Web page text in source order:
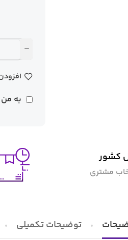
به من
کشور
مشتری
توضیحات تکمیلی